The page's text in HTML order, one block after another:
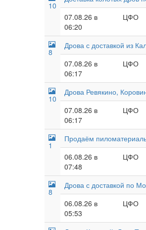
10
07.08.26 в
06:20
ЦФО
8
Дрова с доставкой из
07.08.26 в
06:17
ЦФО
10
Дрова Ревякино,
07.08.26 в
06:17
ЦФО
1
Продаём
06.08.26 в
07:48
ЦФО
8
Дрова с доставкой по
06.08.26 в
05:53
ЦФО